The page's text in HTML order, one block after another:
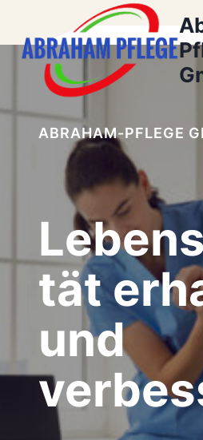
springen
ABRAHAM-PFLEGE
tät
und